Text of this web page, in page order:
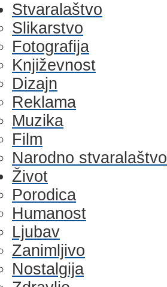
Stvaralaštvo
Slikarstvo
Fotografija
Književnost
Dizajn
Reklama
Muzika
Film
Narodno stvaralaštvo
Život
Porodica
Humanost
Ljubav
Zanimljivo
Nostalgija